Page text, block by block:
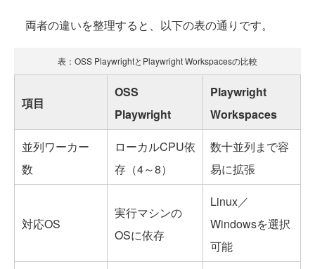
両者の違いを整理すると、以下の表の通りです。
表：OSS PlaywrightとPlaywright Workspacesの比較
項目
OSS
Playwright
Playwright
Workspaces
並列ワーカー
数
ローカルCPU依
存（4～8）
数十並列まで容
易に拡張
対応OS
実行マシンの
OSに依存
Linux／
Windowsを選択
可能